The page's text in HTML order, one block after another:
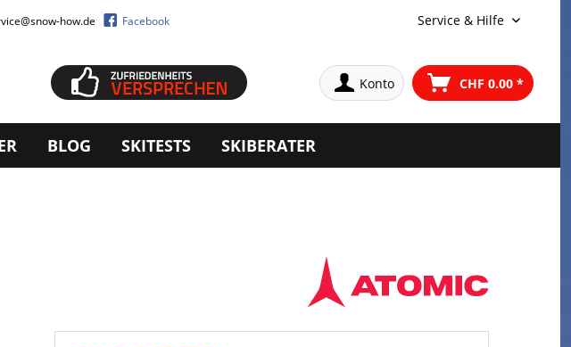
how.de Facebook Service & Hilfe
Konto CHF 0.00 *
BLOG SKITESTS SKIBERATER